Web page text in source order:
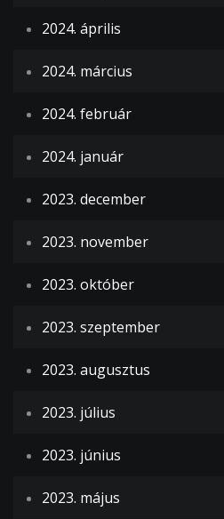
2024. április
2024. március
2024. február
2024. január
2023. december
2023. november
2023. október
2023. szeptember
2023. augusztus
2023. július
2023. június
2023. május